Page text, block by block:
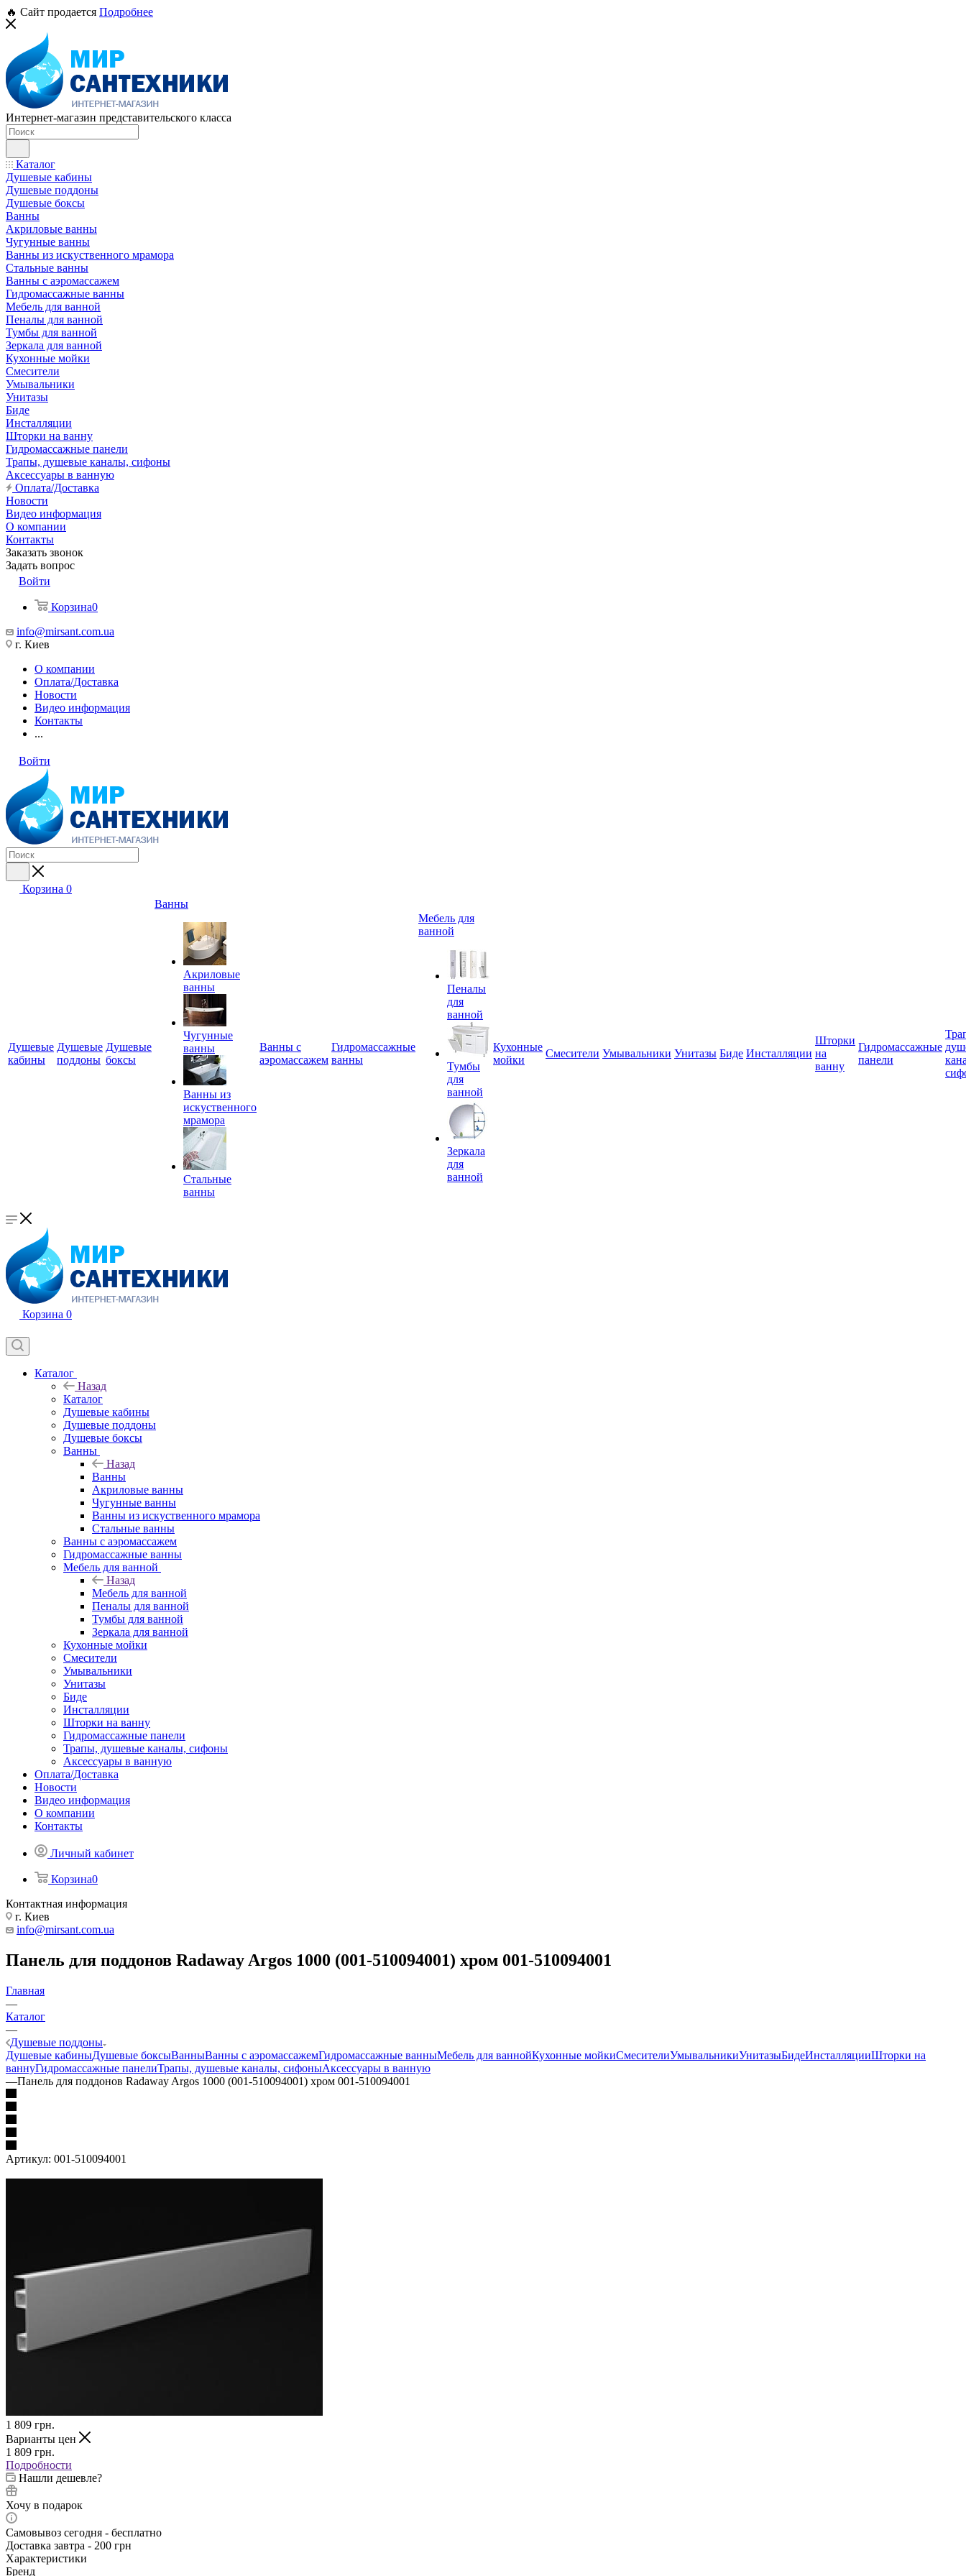
🔥 Сайт продается Подробнее
Интернет-магазин представительского класса
Каталог
Душевые кабины
Душевые поддоны
Душевые боксы
Ванны
Акриловые ванны
Чугунные ванны
Ванны из искуственного мрамора
Стальные ванны
Ванны с аэромассажем
Гидромассажные ванны
Мебель для ванной
Пеналы для ванной
Тумбы для ванной
Зеркала для ванной
Кухонные мойки
Смесители
Умывальники
Унитазы
Биде
Инсталляции
Шторки на ванну
Гидромассажные панели
Трапы, душевые каналы, сифоны
Аксессуары в ванную
Оплата/Доставка
Новости
Видео информация
О компании
Контакты
Заказать звонок
Задать вопрос
Войти
Корзина0
info@mirsant.com.ua
г. Киев
О компании
Оплата/Доставка
Новости
Видео информация
Контакты
...
Войти
Корзина 0
Душевые
кабины
Душевые
поддоны
Душевые
боксы
Ванны
Акриловые
ванны
Чугунные
ванны
Ванны из
искуственного
мрамора
Стальные
ванны
Ванны с
аэромассажем
Гидромассажные
ванны
Мебель для
ванной
Пеналы
для
ванной
Тумбы
для
ванной
Зеркала
для
ванной
Кухонные
мойки
Смесители Умывальники Унитазы Биде Инсталляции
Шторки
на
ванну
Гидромассажные
панели
Корзина 0
Каталог
Назад
Каталог
Душевые кабины
Душевые поддоны
Душевые боксы
Ванны
Назад
Ванны
Акриловые ванны
Чугунные ванны
Ванны из искуственного мрамора
Стальные ванны
Ванны с аэромассажем
Гидромассажные ванны
Мебель для ванной
Назад
Мебель для ванной
Пеналы для ванной
Тумбы для ванной
Зеркала для ванной
Кухонные мойки
Смесители
Умывальники
Унитазы
Биде
Инсталляции
Шторки на ванну
Гидромассажные панели
Трапы, душевые каналы, сифоны
Аксессуары в ванную
Оплата/Доставка
Новости
Видео информация
О компании
Контакты
Личный кабинет
Корзина0
Контактная информация
г. Киев
info@mirsant.com.ua
Панель для поддонов Radaway Argos 1000 (001-510094001) хром 001-510094001
Главная
—
Каталог
—
Душевые поддоны
Душевые кабиныДушевые боксыВанныВанны с аэромассажемГидромассажные ванныМебель для ваннойКухонные мойкиСмесителиУмывальникиУнитазыБидеИнсталляцииШторки на
ваннуГидромассажные панелиТрапы, душевые каналы, сифоныАксессуары в ванную
—Панель для поддонов Radaway Argos 1000 (001-510094001) хром 001-510094001
Артикул: 001-510094001
1 809 грн.
Варианты цен
1 809 грн.
Подробности
Нашли дешевле?
Хочу в подарок
Самовывоз сегодня - бесплатно
Доставка завтра - 200 грн
Характеристики
Бренд